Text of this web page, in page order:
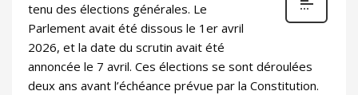
tenu des élections générales. Le
Parlement avait été dissous le 1er avril
2026, et la date du scrutin avait été
annoncée le 7 avril. Ces élections se sont déroulées
deux ans avant l’échéance prévue par la Constitution.